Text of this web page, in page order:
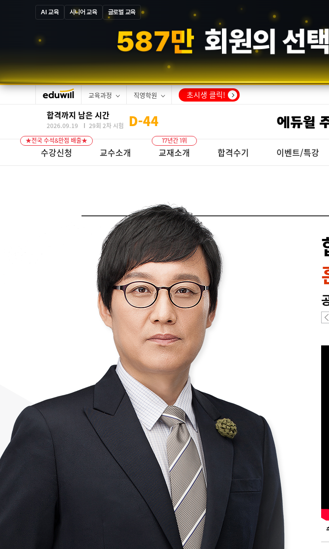
AI 교육 시니어 교육 글로벌 교육
13만 합격수기의
교육과정 직영학원 초시생 클릭!
에듀윌
수강신청
★전국 수석&만점 배출★
교수소개 교재소개
17년간 1위
합격수기 이벤트/특강
합격까지 남은 시간
2026.09.19 29회 2차 시험 D-44